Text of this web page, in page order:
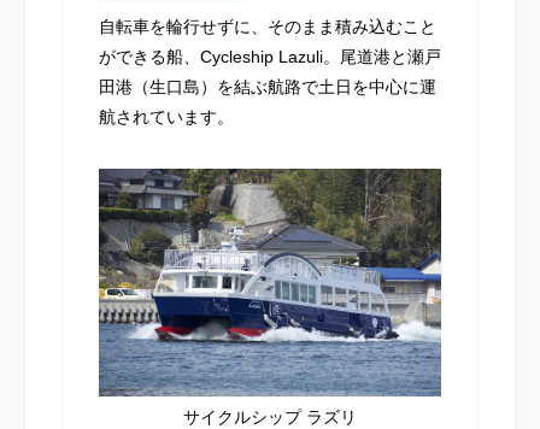
自転車を輪行せずに、そのまま積み込むこと
ができる船、Cycleship Lazuli。尾道港と瀬戸
田港（生口島）を結ぶ航路で土日を中心に運
航されています。
サイクルシップ ラズリ